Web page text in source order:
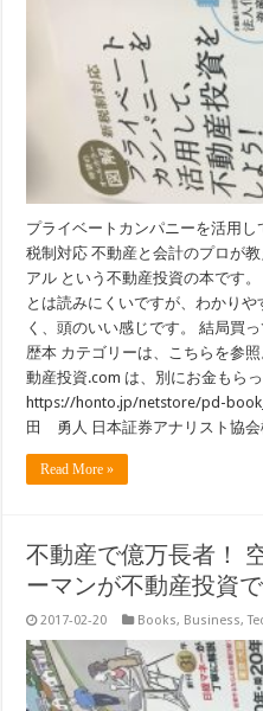
プライベートカンパニーを活用
税制対応 不動産と会計のプロが
アル という不動産投資の本です
とは読みにくいですが、わかり
く、頭のいい感じです。 結局買
歴本 カテゴリーは、こちらを参
動産投資.com は、別にお金もら
https://honto.jp/netstore/pd-
田 勇人 日本証券アナリスト協会
Read More »
不動産で億万長者！
ーマンが不動産投資
2017-02-20 Books, Business,